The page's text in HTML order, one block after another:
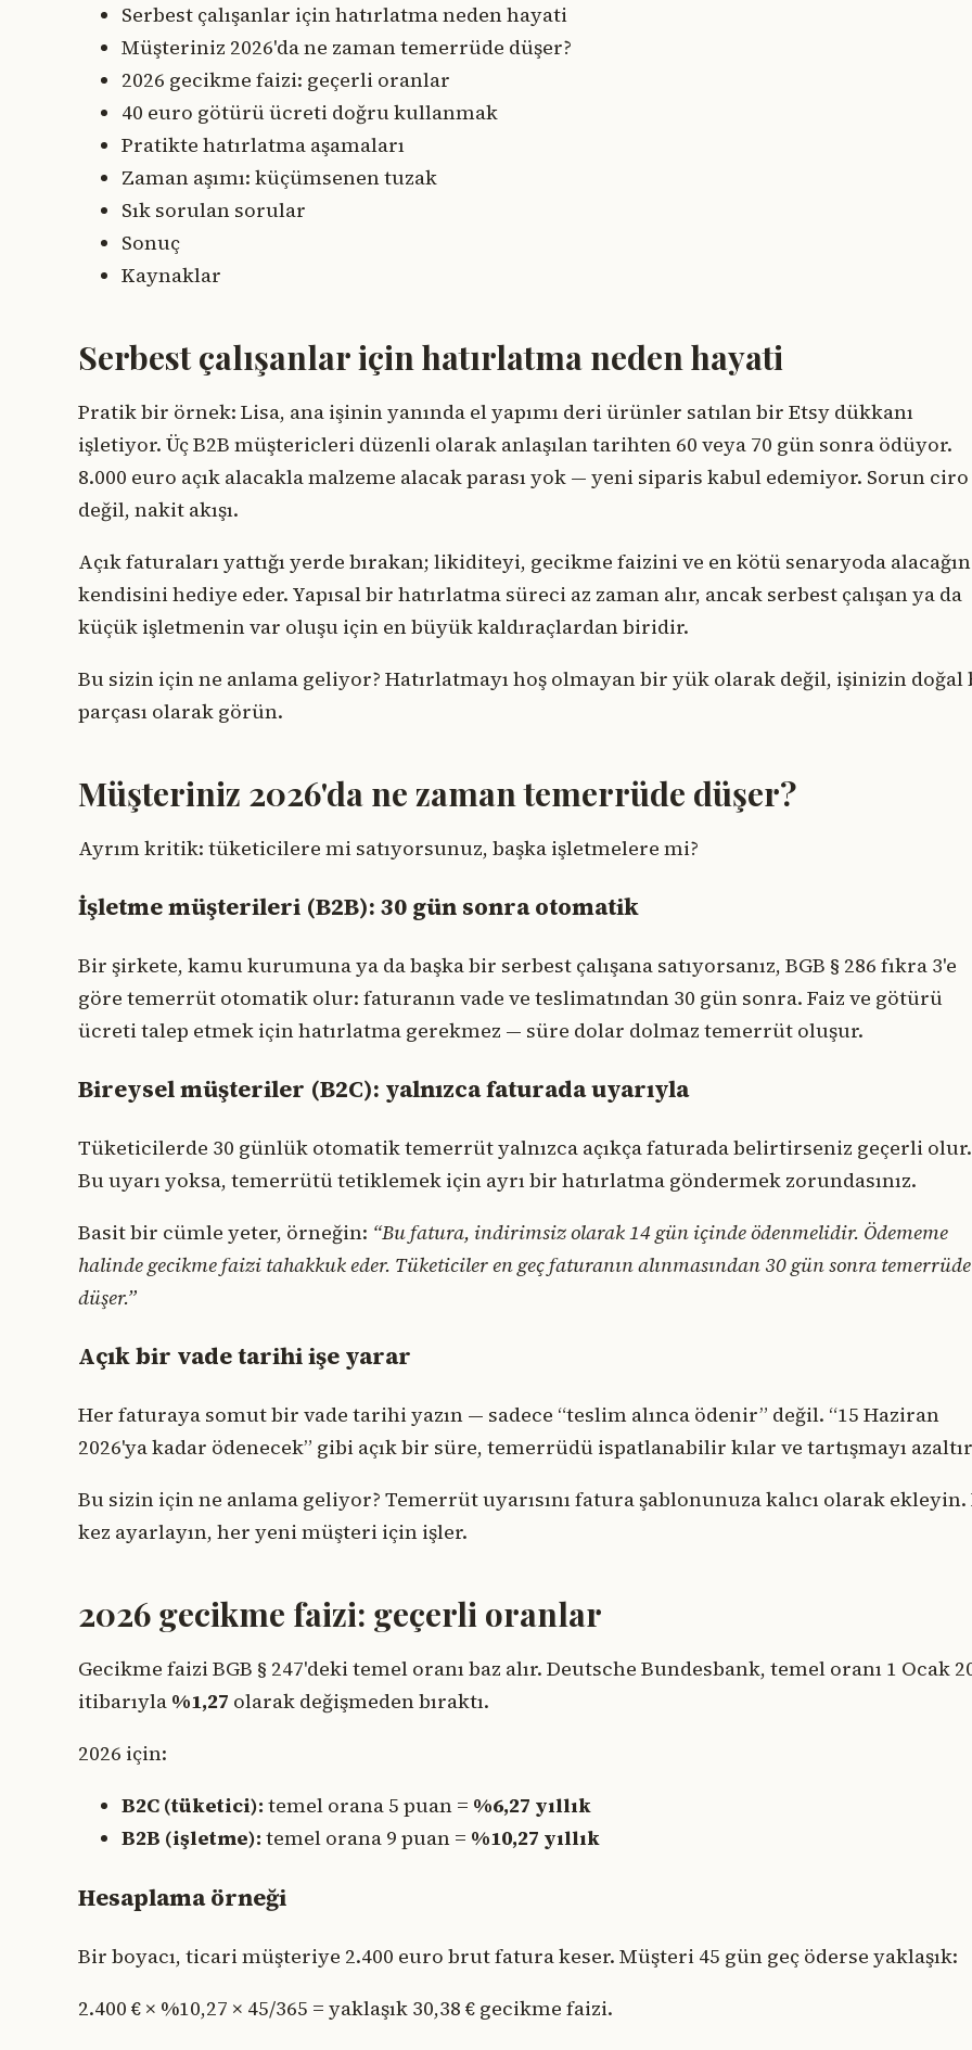
Serbest çalışanlar için hatırlatma neden hayati
Müşteriniz 2026'da ne zaman temerrüde düşer?
2026 gecikme faizi: geçerli oranlar
40 euro götürü ücreti doğru kullanmak
Pratikte hatırlatma aşamaları
Zaman aşımı: küçümsenen tuzak
Sık sorulan sorular
Sonuç
Kaynaklar
Serbest çalışanlar için hatırlatma neden hayati
Pratik bir örnek: Lisa, ana işinin yanında el yapımı deri ürünler satılan bir Etsy dükkanı
işletiyor. Üç B2B müştericleri düzenli olarak anlaşılan tarihten 60 veya 70 gün sonra ödüyor.
8.000 euro açık alacakla malzeme alacak parası yok — yeni siparis kabul edemiyor. Sorun ciro
değil, nakit akışı.
Açık faturaları yattığı yerde bırakan; likiditeyi, gecikme faizini ve en kötü senaryoda alacağın
kendisini hediye eder. Yapısal bir hatırlatma süreci az zaman alır, ancak serbest çalışan ya da
küçük işletmenin var oluşu için en büyük kaldıraçlardan biridir.
Bu sizin için ne anlama geliyor? Hatırlatmayı hoş olmayan bir yük olarak değil, işinizin doğal
parçası olarak görün.
Müşteriniz 2026'da ne zaman temerrüde düşer?
Ayrım kritik: tüketicilere mi satıyorsunuz, başka işletmelere mi?
İşletme müşterileri (B2B): 30 gün sonra otomatik
Bir şirkete, kamu kurumuna ya da başka bir serbest çalışana satıyorsanız, BGB § 286 fıkra 3'e
göre temerrüt otomatik olur: faturanın vade ve teslimatından 30 gün sonra. Faiz ve götürü
ücreti talep etmek için hatırlatma gerekmez — süre dolar dolmaz temerrüt oluşur.
Bireysel müşteriler (B2C): yalnızca faturada uyarıyla
Tüketicilerde 30 günlük otomatik temerrüt yalnızca açıkça faturada belirtirseniz geçerli olur.
Bu uyarı yoksa, temerrütü tetiklemek için ayrı bir hatırlatma göndermek zorundasınız.
Basit bir cümle yeter, örneğin: “Bu fatura, indirimsiz olarak 14 gün içinde ödenmelidir. Ödememe
halinde gecikme faizi tahakkuk eder. Tüketiciler en geç faturanın alınmasından 30 gün sonra temerrüde
düşer.”
Açık bir vade tarihi işe yarar
Her faturaya somut bir vade tarihi yazın — sadece “teslim alınca ödenir” değil. “15 Haziran
2026'ya kadar ödenecek” gibi açık bir süre, temerrüdü ispatlanabilir kılar ve tartışmayı
Bu sizin için ne anlama geliyor? Temerrüt uyarısını fatura şablonunuza kalıcı olarak
kez ayarlayın, her yeni müşteri için işler.
2026 gecikme faizi: geçerli oranlar
Gecikme faizi BGB § 247'deki temel oranı baz alır. Deutsche Bundesbank, temel oranı 1 Ocak
itibarıyla %1,27 olarak değişmeden bıraktı.
2026 için:
B2C (tüketici): temel orana 5 puan = %6,27 yıllık
B2B (işletme): temel orana 9 puan = %10,27 yıllık
Hesaplama örneği
Bir boyacı, ticari müşteriye 2.400 euro brut fatura keser. Müşteri 45 gün geç öderse yaklaşık:
2.400 € × %10,27 × 45/365 = yaklaşık 30,38 € gecikme faizi.